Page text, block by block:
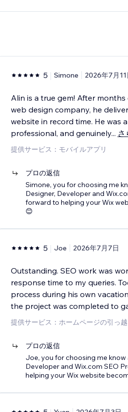
5 Simone 2026年7月11
Alin is a true gem! After
web design company, he
website in record time. He was
professional, and genuinely... さ
提供サービス：モバイルアプリ
プロの返信
Simone, you for choosing me
Designer, Developer and
forward to helping your Wix
😊
5 Joe 2026年7月7日
Outstanding. SEO work was
response time to my queries.
process during his own
the project was completed to
提供サービス：ホームページの引っ
プロの返信
Joe, you for choosing me know
Developer and Wix.com SEO
helping your Wix website